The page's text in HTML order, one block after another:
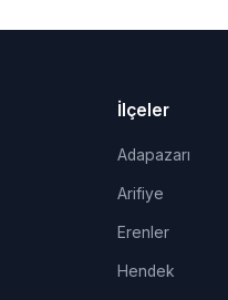
İlçeler
Adapazarı
Arifiye
Erenler
Hendek